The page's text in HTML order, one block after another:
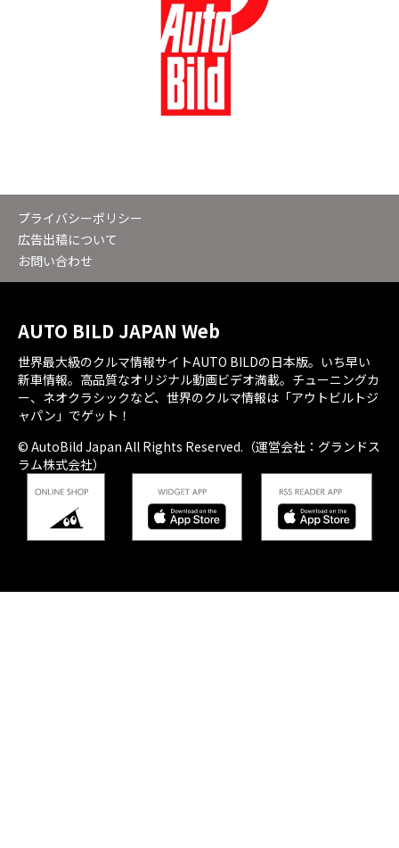
プライバシーポリシー
広告出稿について
お問い合わせ
AUTO BILD JAPAN Web
世界最大級のクルマ情報サイトAUTO BILDの日本版。いち早い
新車情報。高品質なオリジナル動画ビデオ満載。チューニングカ
ー、ネオクラシックなど、世界のクルマ情報は「アウトビルトジ
ャパン」でゲット！
© AutoBild Japan All Rights Reserved.（運営会社：グランドス
ラム株式会社）